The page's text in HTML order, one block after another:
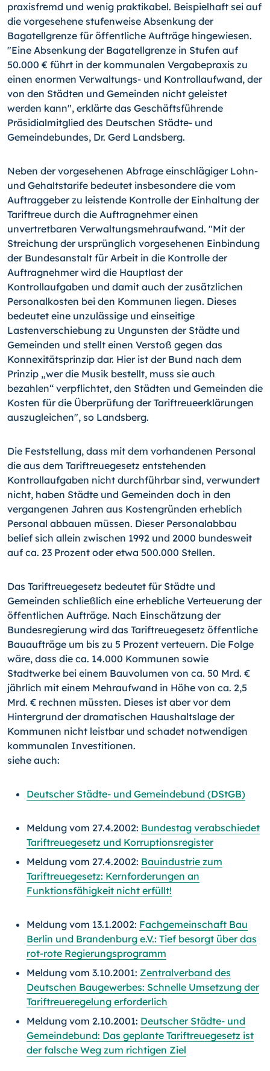
praxisfremd und wenig praktikabel. Beispielhaft sei auf
die vorgesehene stufenweise Absenkung der
Bagatellgrenze für öffentliche Aufträge hingewiesen.
"Eine Absenkung der Bagatellgrenze in Stufen auf
50.000 € führt in der kommunalen Vergabepraxis zu
einen enormen Verwaltungs- und Kontrollaufwand, der
von den Städten und Gemeinden nicht geleistet
werden kann", erklärte das Geschäftsführende
Präsidialmitglied des Deutschen Städte- und
Gemeindebundes, Dr. Gerd Landsberg.
Neben der vorgesehenen Abfrage einschlägiger Lohn-
und Gehaltstarife bedeutet insbesondere die vom
Auftraggeber zu leistende Kontrolle der Einhaltung der
Tariftreue durch die Auftragnehmer einen
unvertretbaren Verwaltungsmehraufwand. "Mit der
Streichung der ursprünglich vorgesehenen Einbindung
der Bundesanstalt für Arbeit in die Kontrolle der
Auftragnehmer wird die Hauptlast der
Kontrollaufgaben und damit auch der zusätzlichen
Personalkosten bei den Kommunen liegen. Dieses
bedeutet eine unzulässige und einseitige
Lastenverschiebung zu Ungunsten der Städte und
Gemeinden und stellt einen Verstoß gegen das
Konnexitätsprinzip dar. Hier ist der Bund nach dem
Prinzip „wer die Musik bestellt, muss sie auch
bezahlen“ verpflichtet, den Städten und Gemeinden die
Kosten für die Überprüfung der Tariftreueerklärungen
auszugleichen", so Landsberg.
Die Feststellung, dass mit dem vorhandenen Personal
die aus dem Tariftreuegesetz entstehenden
Kontrollaufgaben nicht durchführbar sind, verwundert
nicht, haben Städte und Gemeinden doch in den
vergangenen Jahren aus Kostengründen erheblich
Personal abbauen müssen. Dieser Personalabbau
belief sich allein zwischen 1992 und 2000 bundesweit
auf ca. 23 Prozent oder etwa 500.000 Stellen.
Das Tariftreuegesetz bedeutet für Städte und
Gemeinden schließlich eine erhebliche Verteuerung der
öffentlichen Aufträge. Nach Einschätzung der
Bundesregierung wird das Tariftreuegesetz öffentliche
Bauaufträge um bis zu 5 Prozent verteuern. Die Folge
wäre, dass die ca. 14.000 Kommunen sowie
Stadtwerke bei einem Bauvolumen von ca. 50 Mrd. €
jährlich mit einem Mehraufwand in Höhe von ca. 2,5
Mrd. € rechnen müssten. Dieses ist aber vor dem
Hintergrund der dramatischen Haushaltslage der
Kommunen nicht leistbar und schadet notwendigen
kommunalen Investitionen.
siehe auch:
Deutscher Städte- und Gemeindebund (DStGB)
Meldung vom 27.4.2002: Bundestag verabschiedet
Tariftreuegesetz und Korruptionsregister
Meldung vom 27.4.2002: Bauindustrie zum
Tariftreuegesetz: Kernforderungen an
Funktionsfähigkeit nicht erfüllt!
Meldung vom 13.1.2002: Fachgemeinschaft Bau
Berlin und Brandenburg e.V.: Tief besorgt über das
rot-rote Regierungsprogramm
Meldung vom 3.10.2001: Zentralverband des
Deutschen Baugewerbes: Schnelle Umsetzung der
Tariftreueregelung erforderlich
Meldung vom 2.10.2001: Deutscher Städte- und
Gemeindebund: Das geplante Tariftreuegesetz ist
der falsche Weg zum richtigen Ziel